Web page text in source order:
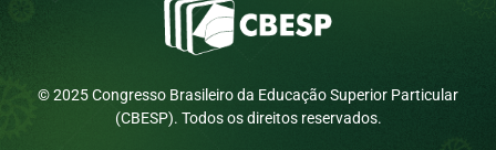
© 2025 Congresso Brasileiro da Educação Superior Particular
(CBESP). Todos os direitos reservados.